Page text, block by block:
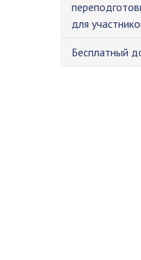
для
Бесплатный